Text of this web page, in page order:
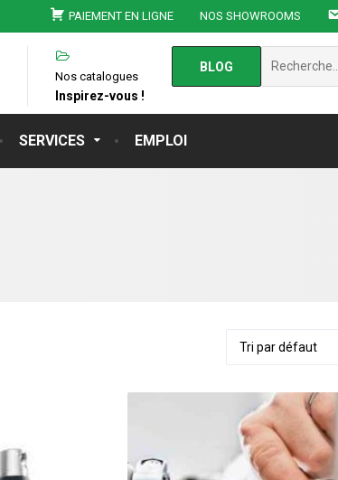
PAIEMENT EN LIGNE NOS SHOWROOMS
SERVICES EMPLOI
Nos catalogues
Inspirez-vous !
BLOG